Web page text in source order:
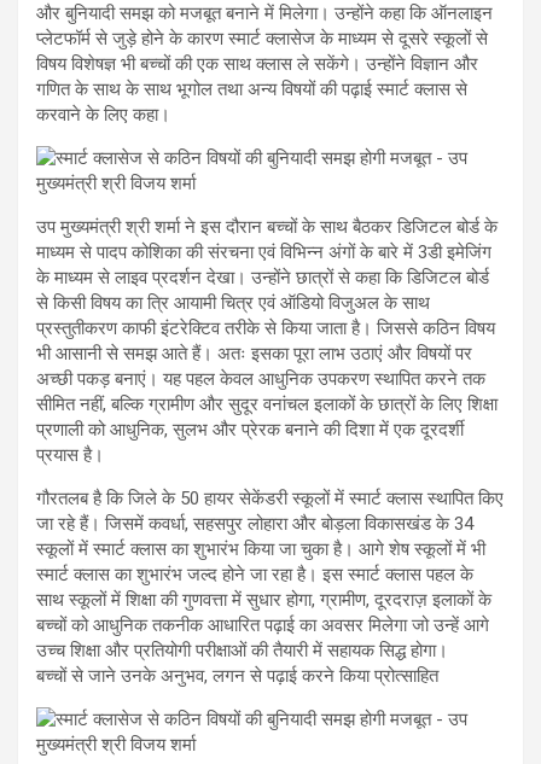
और बुनियादी समझ को मजबूत बनाने में मिलेगा। उन्होंने कहा कि ऑनलाइन
प्लेटफॉर्म से जुड़े होने के कारण स्मार्ट क्लासेज के माध्यम से दूसरे स्कूलों से
विषय विशेषज्ञ भी बच्चों की एक साथ क्लास ले सकेंगे। उन्होंने विज्ञान और
गणित के साथ के साथ भूगोल तथा अन्य विषयों की पढ़ाई स्मार्ट क्लास से
करवाने के लिए कहा।
उप मुख्यमंत्री श्री शर्मा ने इस दौरान बच्चों के साथ बैठकर डिजिटल बोर्ड के
माध्यम से पादप कोशिका की संरचना एवं विभिन्न अंगों के बारे में 3डी इमेजिंग
के माध्यम से लाइव प्रदर्शन देखा। उन्होंने छात्रों से कहा कि डिजिटल बोर्ड
से किसी विषय का त्रि आयामी चित्र एवं ऑडियो विजुअल के साथ
प्रस्तुतीकरण काफी इंटरेक्टिव तरीके से किया जाता है। जिससे कठिन विषय
भी आसानी से समझ आते हैं। अतः इसका पूरा लाभ उठाएं और विषयों पर
अच्छी पकड़ बनाएं। यह पहल केवल आधुनिक उपकरण स्थापित करने तक
सीमित नहीं, बल्कि ग्रामीण और सुदूर वनांचल इलाकों के छात्रों के लिए शिक्षा
प्रणाली को आधुनिक, सुलभ और प्रेरक बनाने की दिशा में एक दूरदर्शी
प्रयास है।
गौरतलब है कि जिले के 50 हायर सेकेंडरी स्कूलों में स्मार्ट क्लास स्थापित किए
जा रहे हैं। जिसमें कवर्धा, सहसपुर लोहारा और बोड़ला विकासखंड के 34
स्कूलों में स्मार्ट क्लास का शुभारंभ किया जा चुका है। आगे शेष स्कूलों में भी
स्मार्ट क्लास का शुभारंभ जल्द होने जा रहा है। इस स्मार्ट क्लास पहल के
साथ स्कूलों में शिक्षा की गुणवत्ता में सुधार होगा, ग्रामीण, दूरदराज़ इलाकों के
बच्चों को आधुनिक तकनीक आधारित पढ़ाई का अवसर मिलेगा जो उन्हें आगे
उच्च शिक्षा और प्रतियोगी परीक्षाओं की तैयारी में सहायक सिद्ध होगा।
बच्चों से जाने उनके अनुभव, लगन से पढ़ाई करने किया प्रोत्साहित